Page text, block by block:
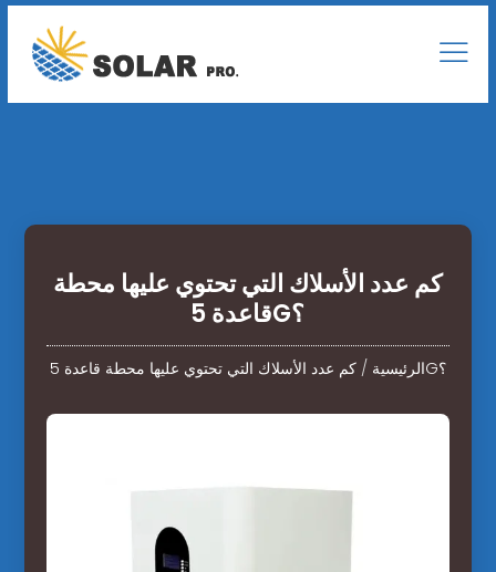
كم عدد الأسلاك التي تحتوي عليها محطة
قاعدة 5G؟
الرئيسية / كم عدد الأسلاك التي تحتوي عليها محطة قاعدة 5G؟